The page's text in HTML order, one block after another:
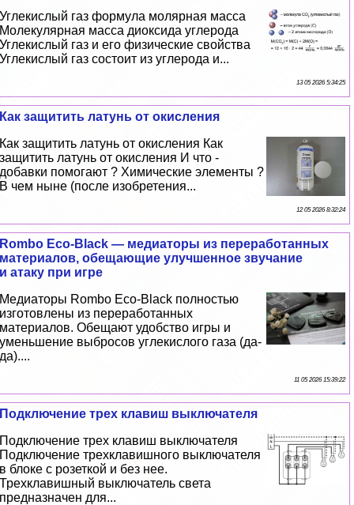
Углекислый газ формула молярная масса
Молекулярная масса диоксида углерода
Углекислый газ и его физические свойства
Углекислый газ состоит из углерода и...
13 05 2026 5:34:25
Как защитить латунь от окисления
Как защитить латунь от окисления Как
защитить латунь от окисления И что -
добавки помогают ? Химические элементы ?
В чем ныне (после изобретения...
12 05 2026 8:32:24
Rombo Eco-Black — медиаторы из переработанных
материалов, обещающие улучшенное звучание
и атаку при игре
Медиаторы Rombo Eco-Black полностью
изготовлены из переработанных
материалов. Обещают удобство игры и
уменьшение выбросов углекислого газа (да-
да)....
11 05 2026 15:39:22
Подключение трех клавиш выключателя
Подключение трех клавиш выключателя
Подключение трехклавишного выключателя
в блоке с розеткой и без нее.
Трехклавишный выключатель света
предназначен для...